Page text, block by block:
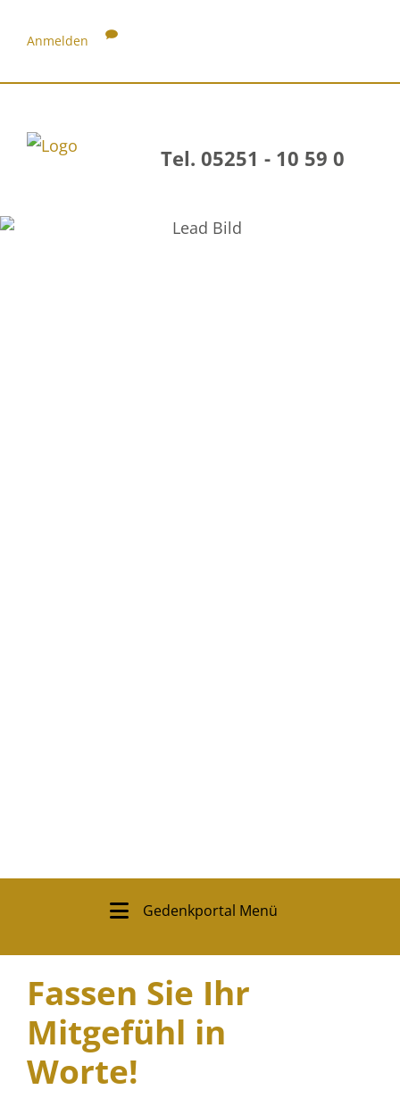
Anmelden
Tel. 05251 - 10 59 0
Gedenkportal Menü
Fassen Sie Ihr
Mitgefühl in
Worte!